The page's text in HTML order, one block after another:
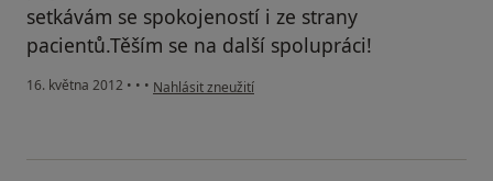
setkávám se spokojeností i ze strany
pacientů.Těším se na další spolupráci!
16. května 2012 • • • podle názoru uživatele Markéta Š.
Nahlásit zneužití